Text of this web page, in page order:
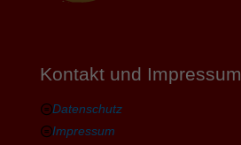
Kontakt und Impressum
Datenschutz
Impressum